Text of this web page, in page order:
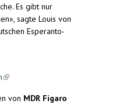
Es gibt nur
sagte Louis von
Esperanto-
(link is external)
von MDR Figaro